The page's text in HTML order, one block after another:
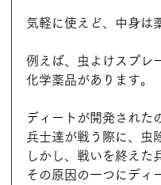
気軽に使えど、中身は
例えば、虫よけスプレ
化学薬品があります。
ディートが開発された
兵士達が戦う際に、虫
しかし、戦いを終えた
その原因の一つにディ